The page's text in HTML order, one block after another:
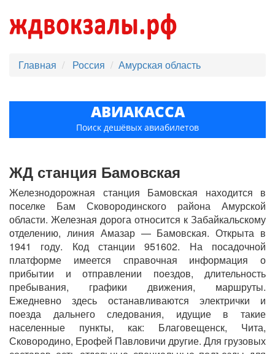
Главная Россия Амурская область
АВИАКАССА
Поиск дешёвых авиабилетов
ЖД станция Бамовская
Железнодорожная станция Бамовская находится в
поселке Бам Сковородинского района Амурской
области. Железная дорога относится к Забайкальскому
отделению, линия Амазар — Бамовская. Открыта в
1941 году. Код станции 951602. На посадочной
платформе имеется справочная информация о
прибытии и отправлении поездов, длительность
пребывания, графики движения, маршруты.
Ежедневно здесь останавливаются электрички и
поезда дальнего следования, идущие в такие
населенные пункты, как: Благовещенск, Чита,
Сковородино, Ерофей Павловичи другие. Для грузовых